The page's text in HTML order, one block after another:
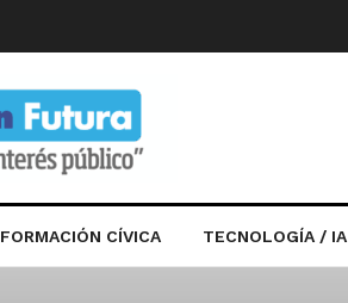
FORMACIÓN CÍVICA TECNOLOGÍA / IA